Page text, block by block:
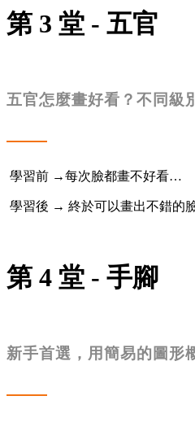
第 3 堂 - 五官
五官怎麼畫好看？不同級
學習前 →每次臉都畫不好看…
學習後 → 終於可以畫出不錯的臉
第 4 堂 - 手腳
新手首選，用簡易的圖形